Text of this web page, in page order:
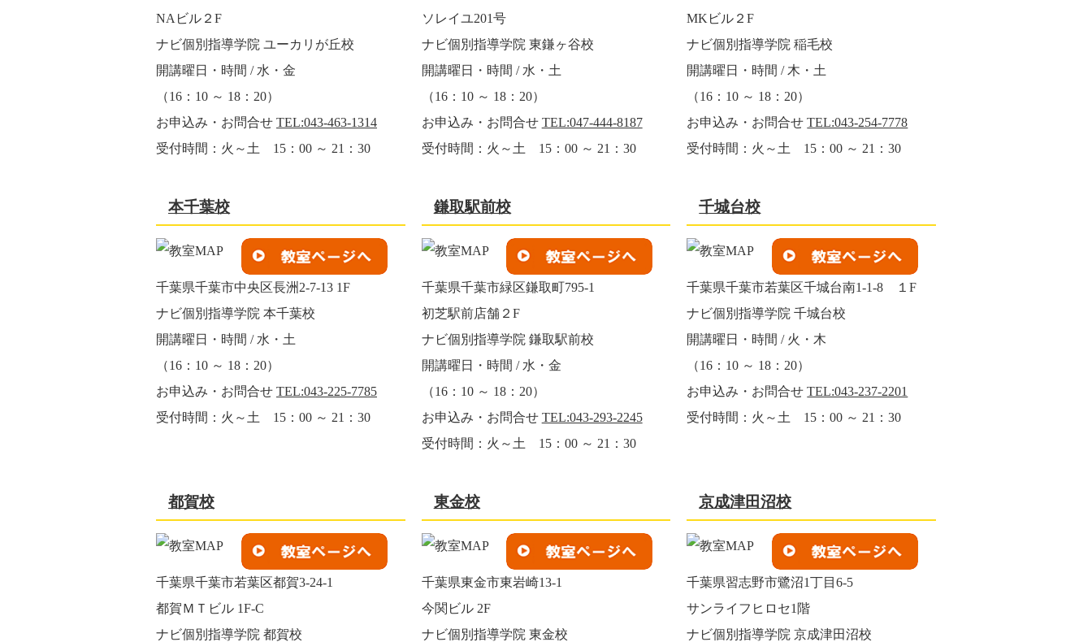
NAビル２F
ナビ個別指導学院 ユーカリが丘校
開講曜日・時間 / 水・金
（16：10 ～ 18：20）
お申込み・お問合せ TEL:043-463-1314
受付時間：火～土 15：00 ～ 21：30
ソレイユ201号
ナビ個別指導学院 東鎌ヶ谷校
開講曜日・時間 / 水・土
（16：10 ～ 18：20）
お申込み・お問合せ TEL:047-444-8187
受付時間：火～土 15：00 ～ 21：30
MKビル２F
ナビ個別指導学院 稲毛校
開講曜日・時間 / 木・土
（16：10 ～ 18：20）
お申込み・お問合せTEL:043-254-7778
受付時間：火～土 15：00 ～ 21：30
本千葉校
千葉県千葉市中央区長洲2-7-13 1F
ナビ個別指導学院 本千葉校
開講曜日・時間 / 水・土
（16：10 ～ 18：20）
お申込み・お問合せ TEL:043-225-7785
受付時間：火～土 15：00 ～ 21：30
鎌取駅前校
千葉県千葉市緑区鎌取町795-1
初芝駅前店舗２F
ナビ個別指導学院 鎌取駅前校
開講曜日・時間 / 水・金
（16：10 ～ 18：20）
お申込み・お問合せ TEL:043-293-2245
受付時間：火～土 15：00 ～ 21：30
千城台校
千葉県千葉市若葉区千城台南1-1-8 １F
ナビ個別指導学院 千城台校
開講曜日・時間 / 火・木
（16：10 ～ 18：20）
お申込み・お問合せTEL:043-237-2201
受付時間：火～土 15：00 ～ 21：30
都賀校
千葉県千葉市若葉区都賀3-24-1
都賀ＭＴビル 1F-C
ナビ個別指導学院 都賀校
東金校
千葉県東金市東岩崎13-1
今関ビル 2F
ナビ個別指導学院 東金校
京成津田沼校
千葉県習志野市鷺沼1丁目6-5
サンライフヒロセ1階
ナビ個別指導学院 京成津田沼校